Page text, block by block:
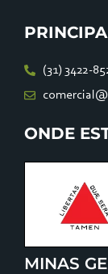
(31) 3422-
ONDE
MINAS